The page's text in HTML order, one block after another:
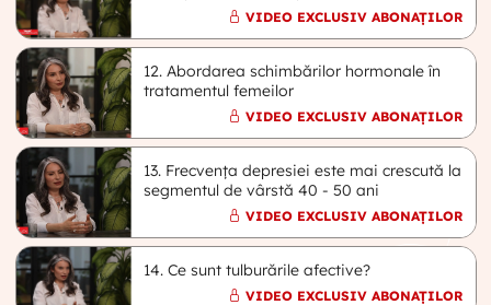
VIDEO EXCLUSIV ABONAȚILOR
12. Abordarea schimbărilor hormonale în
tratamentul femeilor
VIDEO EXCLUSIV ABONAȚILOR
13. Frecvența depresiei este mai crescută la
segmentul de vârstă 40 - 50 ani
VIDEO EXCLUSIV ABONAȚILOR
14. Ce sunt tulburările afective?
VIDEO EXCLUSIV ABONAȚILOR